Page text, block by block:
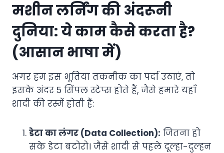
मशीन लर्निंग की अंदरूनी
दुनिया: ये काम कैसे करता है?
(आसान भाषा में)
अगर हम इस भूतिया तकनीक का पर्दा उठाएं, तो
इसके अंदर 5 सिंपल स्टेप्स होते हैं, जैसे हमारे यहाँ
शादी की रस्में होती हैं:
डेटा का लंगर (Data Collection): जितना हो
सके डेटा बटोरो। जैसे शादी से पहले दूल्हा-दुल्हन